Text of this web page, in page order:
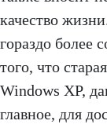
качество
гораздо более
того, что
Windows XP,
главное, для